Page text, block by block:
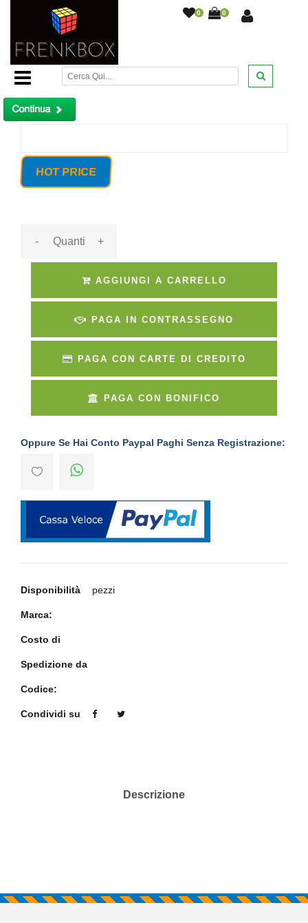
0 0
Home Page /Fresatrice elettrica 1200 watt in valigia. Con
attacco gambo 6-8mm. Iva inclusa
Prodotto non trovato!
HOT PRICE
- +
AGGIUNGI A CARRELLO
PAGA IN CONTRASSEGNO
PAGA CON CARTE DI CREDITO
PAGA CON BONIFICO
Oppure Se Hai Conto Paypal Paghi Senza Registrazione:
Disponibilità pezzi
Marca:
Costo di
Spedizione da
Codice:
Condividi su
Descrizione